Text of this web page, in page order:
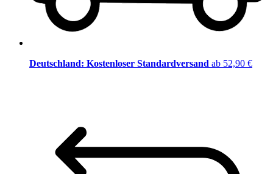
Deutschland: Kostenloser Standardversand ab 52,90 €